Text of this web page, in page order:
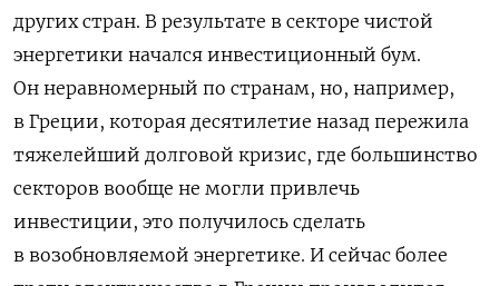
других стран. В результате в секторе чистой
энергетики начался инвестиционный бум.
Он неравномерный по странам, но, например,
в Греции, которая десятилетие назад пережила
тяжелейший долговой кризис, где большинство
секторов вообще не могли привлечь
инвестиции, это получилось сделать
в возобновляемой энергетике. И сейчас более